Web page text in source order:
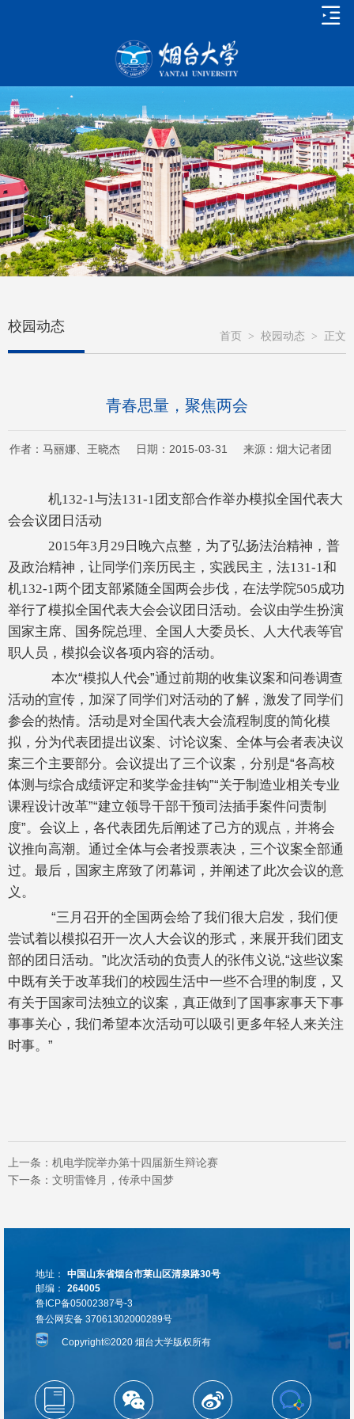
校园动态
首页 > 校园动态 > 正文
青春思量，聚焦两会
作者：马丽娜、王晓杰 日期：2015-03-31 来源：烟大记者团
机132-1与法131-1团支部合作举办模拟全国代表大
会会议团日活动
2015年3月29日晚六点整，为了弘扬法治精神，普
及政治精神，让同学们亲历民主，实践民主，法131-1和
机132-1两个团支部紧随全国两会步伐，在法学院505成功
举行了模拟全国代表大会会议团日活动。会议由学生扮演
国家主席、国务院总理、全国人大委员长、人大代表等官
职人员，模拟会议各项内容的活动。
本次“模拟人代会”通过前期的收集议案和问卷调查
活动的宣传，加深了同学们对活动的了解，激发了同学们
参会的热情。活动是对全国代表大会流程制度的简化模
拟，分为代表团提出议案、讨论议案、全体与会者表决议
案三个主要部分。会议提出了三个议案，分别是“各高校
体测与综合成绩评定和奖学金挂钩”“关于制造业相关专业
课程设计改革”“建立领导干部干预司法插手案件问责制
度”。会议上，各代表团先后阐述了己方的观点，并将会
议推向高潮。通过全体与会者投票表决，三个议案全部通
过。最后，国家主席致了闭幕词，并阐述了此次会议的意
义。
“三月召开的全国两会给了我们很大启发，我们便
尝试着以模拟召开一次人大会议的形式，来展开我们团支
部的团日活动。”此次活动的负责人的张伟义说,“这些议案
中既有关于改革我们的校园生活中一些不合理的制度，又
有关于国家司法独立的议案，真正做到了国事家事天下事
事事关心，我们希望本次活动可以吸引更多年轻人来关注
时事。”
上一条： 机电学院举办第十四届新生辩论赛
下一条： 文明雷锋月，传承中国梦
地址：
中国山东省烟台市莱山区清泉路30号
邮编：
264005
鲁ICP备05002387号-3
鲁公网安备 37061302000289号
Copyright©2020 烟台大学版权所有